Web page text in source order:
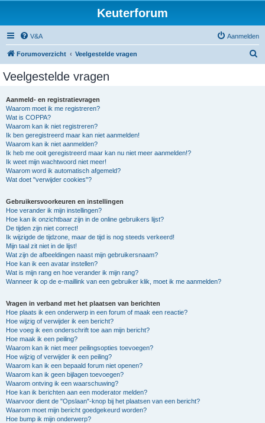
Keuterforum
V&A Aanmelden
Forumoverzicht Veelgestelde vragen
Veelgestelde vragen
Aanmeld- en registratievragen
Waarom moet ik me registreren?
Wat is COPPA?
Waarom kan ik niet registreren?
Ik ben geregistreerd maar kan niet aanmelden!
Waarom kan ik niet aanmelden?
Ik heb me ooit geregistreerd maar kan nu niet meer aanmelden!?
Ik weet mijn wachtwoord niet meer!
Waarom word ik automatisch afgemeld?
Wat doet "verwijder cookies"?
Gebruikersvoorkeuren en instellingen
Hoe verander ik mijn instellingen?
Hoe kan ik onzichtbaar zijn in de online gebruikers lijst?
De tijden zijn niet correct!
Ik wijzigde de tijdzone, maar de tijd is nog steeds verkeerd!
Mijn taal zit niet in de lijst!
Wat zijn de afbeeldingen naast mijn gebruikersnaam?
Hoe kan ik een avatar instellen?
Wat is mijn rang en hoe verander ik mijn rang?
Wanneer ik op de e-maillink van een gebruiker klik, moet ik me aanmelden?
Vragen in verband met het plaatsen van berichten
Hoe plaats ik een onderwerp in een forum of maak een reactie?
Hoe wijzig of verwijder ik een bericht?
Hoe voeg ik een onderschrift toe aan mijn bericht?
Hoe maak ik een peiling?
Waarom kan ik niet meer peilingsopties toevoegen?
Hoe wijzig of verwijder ik een peiling?
Waarom kan ik een bepaald forum niet openen?
Waarom kan ik geen bijlagen toevoegen?
Waarom ontving ik een waarschuwing?
Hoe kan ik berichten aan een moderator melden?
Waarvoor dient de "Opslaan"-knop bij het plaatsen van een bericht?
Waarom moet mijn bericht goedgekeurd worden?
Hoe bump ik mijn onderwerp?